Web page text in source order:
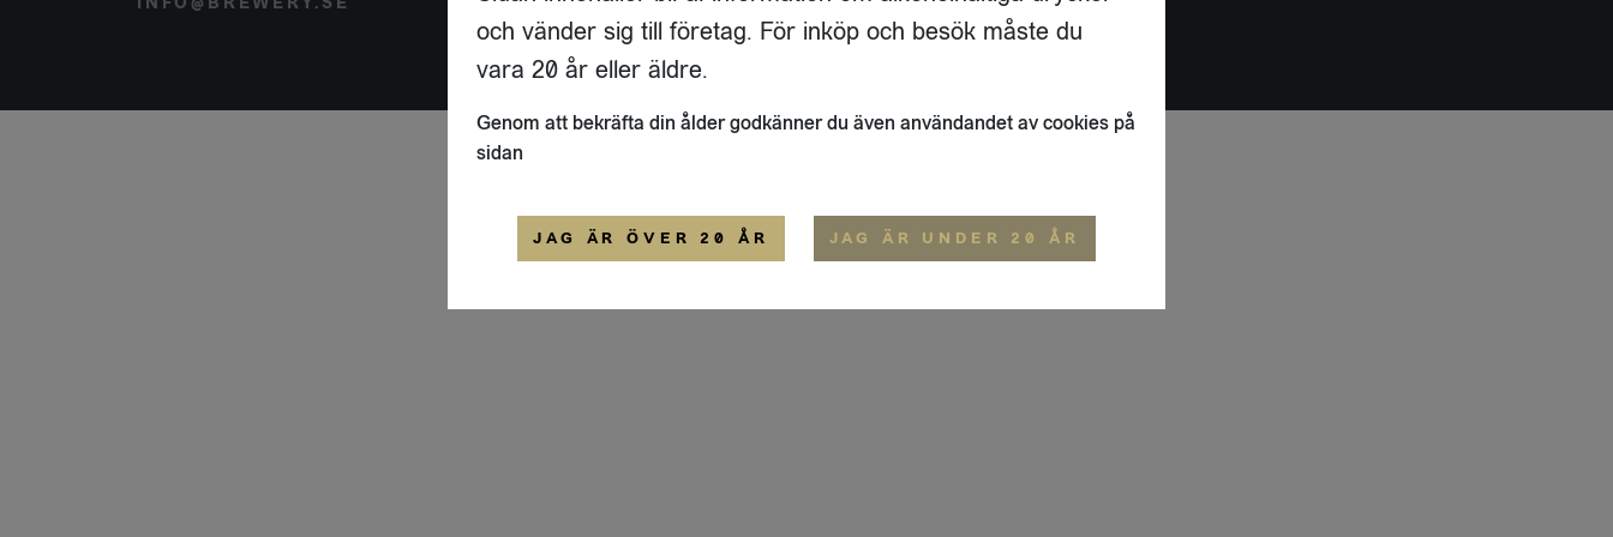
ALLMÄNNA VILLKOR
och vänder sig till företag. För inköp och besök måste du
vara 20 år eller äldre.
Genom att bekräfta din ålder godkänner du även användandet av cookies på
sidan
JAG ÄR ÖVER 20 ÅR JAG ÄR UNDER 20 ÅR